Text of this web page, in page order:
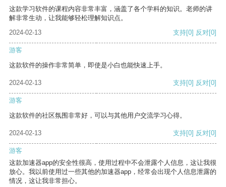
这款学习软件的课程内容非常丰富，涵盖了各个学科的知识。老师的讲
解非常生动，让我能够轻松理解知识点。
2024-02-13
支持[0] 反对[0]
游客
这款软件的操作非常简单，即使是小白也能快速上手。
2024-02-13 支持[0] 反对[0]
游客
这款软件的社区氛围非常好，可以与其他用户交流学习心得。
2024-02-13 支持[0] 反对[0]
游客
这款加速器app的安全性很高，使用过程中不会泄露个人信息，这让我很
放心。我以前使用过一些其他的加速器app，经常会出现个人信息泄露的
情况，这让我非常担心。